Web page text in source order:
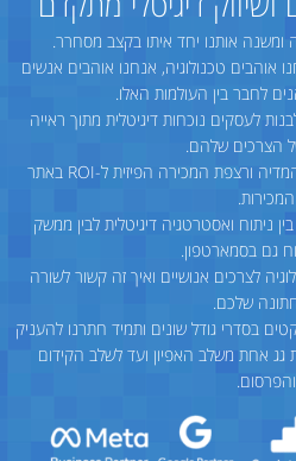
ומשנה אותנו יחד איתו בקצב מסחרר.
אוהבים טכנולוגיה, אנחנו אוהבים אנשים
לחבר בין העולמות האלו.
לעסקים נוכחות דיגיטלית מתוך ראייה
הצרכים שלהם.
פרספקטיבה רחבה שקושרת בין המדיה ורצפת המכירה הפיזית ל-ROI באתר
המכירות.
ניתוח ואסטרטגיה דיגיטלית לבין ממשק
גם בסמארטפון.
לצרכים אנושיים ואיך זה קשור לשורה
שלכם.
בסדרי גודל שונים ותמיד חתרנו להעניק
גג אחת משלב האפיון ועד לשלב הקידום
והפרסום.